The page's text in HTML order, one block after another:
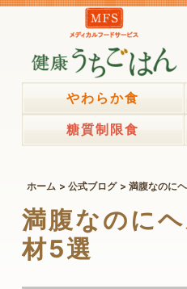
やわらか食
糖質制限食
ホーム 公式ブログ 満腹なのに
満腹なのに
材5選